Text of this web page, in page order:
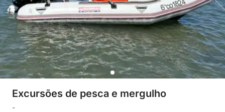
Excursões de pesca e mergulho
-